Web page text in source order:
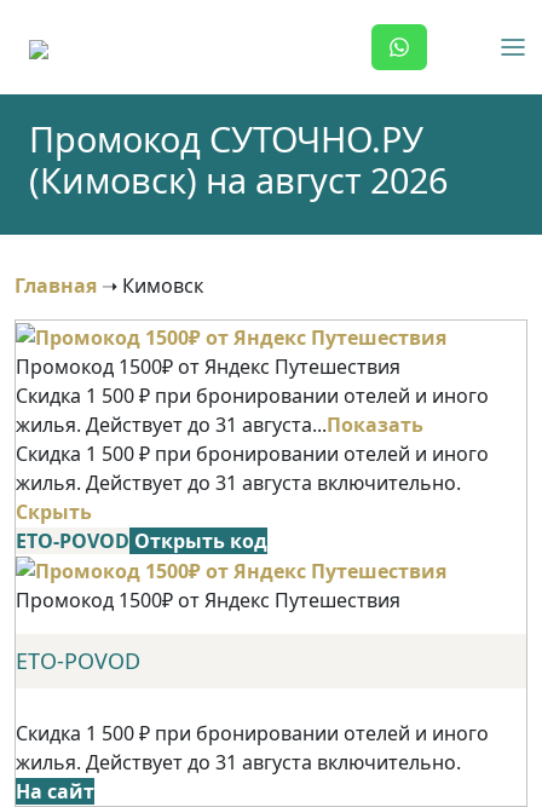
Промокод СУТОЧНО.РУ
(Кимовск) на август 2026
Главная ➝ Кимовск
Промокод 1500₽ от Яндекс Путешествия
Скидка 1 500 ₽ при бронировании отелей и иного
жилья. Действует до 31 августа...Показать
Скидка 1 500 ₽ при бронировании отелей и иного
жилья. Действует до 31 августа включительно.
Скрыть
ETO-POVOD Открыть код
Промокод 1500₽ от Яндекс Путешествия
ETO-POVOD
Скидка 1 500 ₽ при бронировании отелей и иного
жилья. Действует до 31 августа включительно.
На сайт